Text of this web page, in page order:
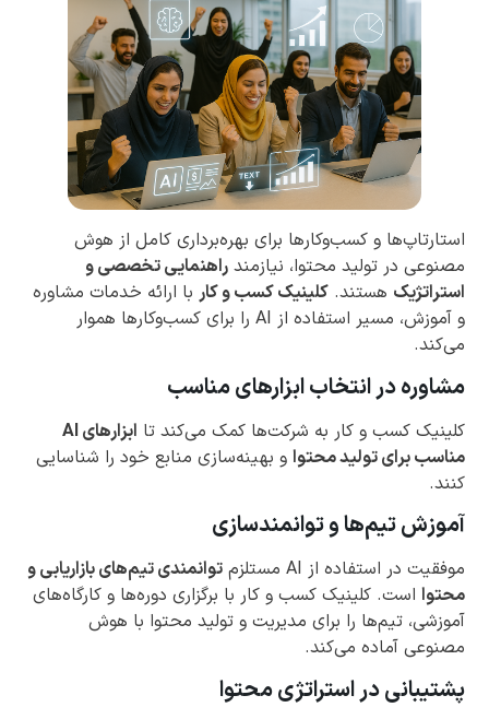
استارتاپ‌ها و کسب‌وکارها برای بهره‌برداری کامل از هوش
مصنوعی در تولید محتوا، نیازمند راهنمایی تخصصی و
استراتژیک هستند. کلینیک کسب و کار با ارائه خدمات مشاوره
و آموزش، مسیر استفاده از AI را برای کسب‌وکارها هموار
می‌کند.
مشاوره در انتخاب ابزارهای مناسب
کلینیک کسب و کار به شرکت‌ها کمک می‌کند تا
ابزارهای AI
مناسب برای تولید محتوا و بهینه‌سازی منابع خود را شناسایی
کنند.
آموزش تیم‌ها و توانمندسازی
موفقیت در استفاده از AI مستلزم
توانمندی تیم‌های بازاریابی و
محتوا است. کلینیک کسب و کار با برگزاری دوره‌ها و کارگاه‌های
آموزشی، تیم‌ها را برای مدیریت و تولید محتوا با هوش
مصنوعی آماده می‌کند.
پشتیبانی در استراتژی محتوا